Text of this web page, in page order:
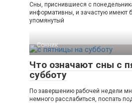
Сны, приснившиеся с
информативны, и зачастую имеют
упомянутый
Сонник
Что означают сны с
субботу
По завершению рабочей недели
немного расслабиться, поспать